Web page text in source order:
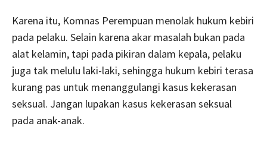
Karena itu, Komnas Perempuan menolak hukum kebiri
pada pelaku. Selain karena akar masalah bukan pada
alat kelamin, tapi pada pikiran dalam kepala, pelaku
juga tak melulu laki-laki, sehingga hukum kebiri terasa
kurang pas untuk menanggulangi kasus kekerasan
seksual. Jangan lupakan kasus kekerasan seksual
pada anak-anak.